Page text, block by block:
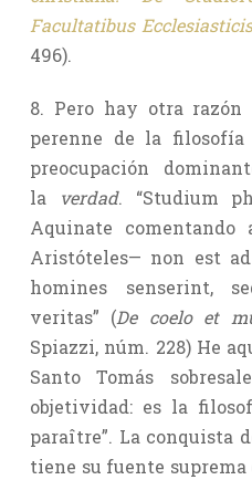
Facultatibus Ecclesiasticis
496).
8. Pero hay otra
perenne de la filosofía
preocupación
la
verdad. “Studium
Aquinate
Aristóteles— non est
homines senserint,
veritas” (De coelo et
Spiazzi, núm. 228) He
Santo Tomás
objetividad: es la
paraître”. La conquista
tiene su fuente suprema